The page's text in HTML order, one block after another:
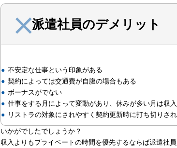
派遣社員のデメリット
不安定な仕事という印象がある
契約によっては交通費が自腹の場合もある
ボーナスがでない
仕事をする月によって変動があり、休みが多い月は収
リストラの対象にされやすく契約更新時に打ち切りさ
いかがでしたでしょうか？
収入よりもプライベートの時間を優先するならば派遣社